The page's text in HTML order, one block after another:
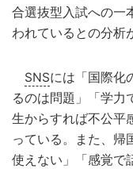
合選抜型入試への一
われているとの分析
SNSには「国際化
るのは問題」「学力
生からすれば不公平
っている。また、帰
使えない」「感覚で